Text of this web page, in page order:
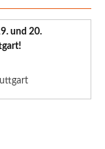
und 20.